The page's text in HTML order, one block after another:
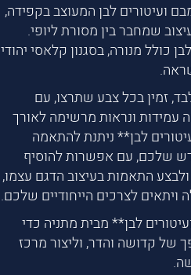
ועיטורים לבן המעוצב בקפידה,
שמחבר בין מסורת ליופי.
כולל מנורה, בסגנון קלאסי יהודי
זמין בכל צבע שתרצו, עם
ונראות מרשימה לאורך
לבן** ניתנת להתאמה
שלכם, עם אפשרות להוסיף
התאמות בעיצוב הדגם עצמו,
לצרכים הייחודיים שלכם.
לבן** מבית מתניה כדי
של קדושה והדר, וליצור מרכז